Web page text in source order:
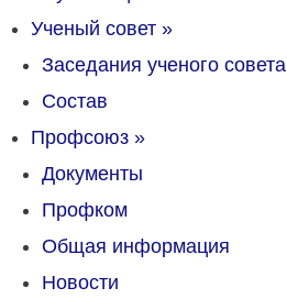
Ученый совет »
Заседания ученого совета
Состав
Профсоюз »
Документы
Профком
Общая информация
Новости